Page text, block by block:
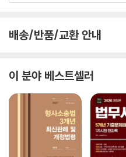
배송/반품/교환 안내
이 분야 베스트셀러